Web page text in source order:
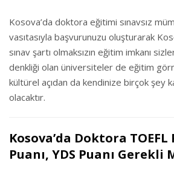
Kosova’da doktora eğitimi sınavsız
vasıtasıyla başvurunuzu oluşturarak
sınav şartı olmaksızın eğitim imkanı
denkliği olan üniversiteler de eğitim
kültürel açıdan da kendinize birçok şey
olacaktır.
Kosova’da Doktora TOEFL
Puanı, YDS Puanı Gerekli